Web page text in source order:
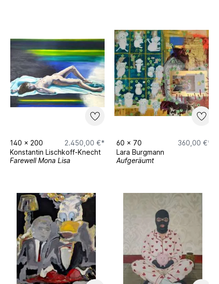
140 x 200
2.450,00 €*
Konstantin Lischkoff-Knecht
Farewell Mona Lisa
60 x 70
360,00 €*
Lara Burgmann
Aufgeräumt